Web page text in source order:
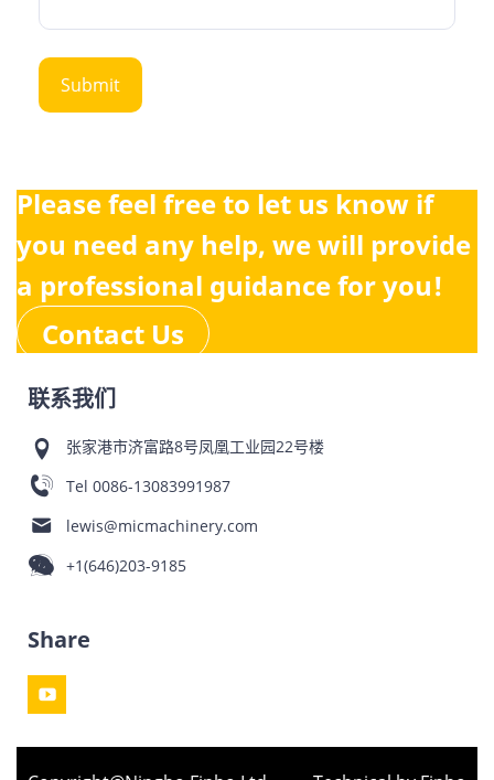
Please feel free to let us know if
you need any help, we will provide
a professional guidance for you!
Contact Us
联系我们
张家港市济富路8号凤凰工业园22号楼
Tel 0086-13083991987
lewis@micmachinery.com
+1(646)203-9185
Share